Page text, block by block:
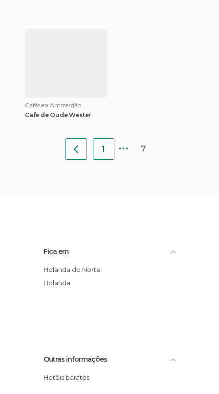
Cafés en Amsterdão
Cafe de Oude Wester
1 ... 7
Fica em
Holanda do Norte
Holanda
Outras informações
Hotéis baratos